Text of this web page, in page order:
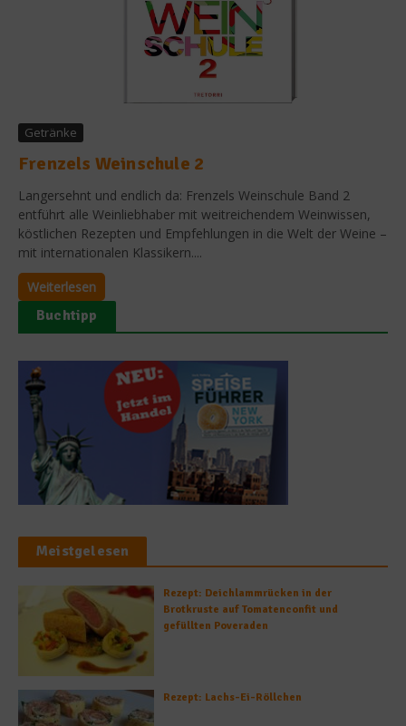
Getränke
Frenzels Weinschule 2
Langersehnt und endlich da: Frenzels Weinschule Band 2
entführt alle Weinliebhaber mit weitreichendem Weinwissen,
köstlichen Rezepten und Empfehlungen in die Welt der Weine –
mit internationalen Klassikern....
Weiterlesen
Buchtipp
Meistgelesen
Rezept: Deichlammrücken in der
Brotkruste auf Tomatenconfit und
gefüllten Poveraden
Rezept: Lachs-Ei-Röllchen